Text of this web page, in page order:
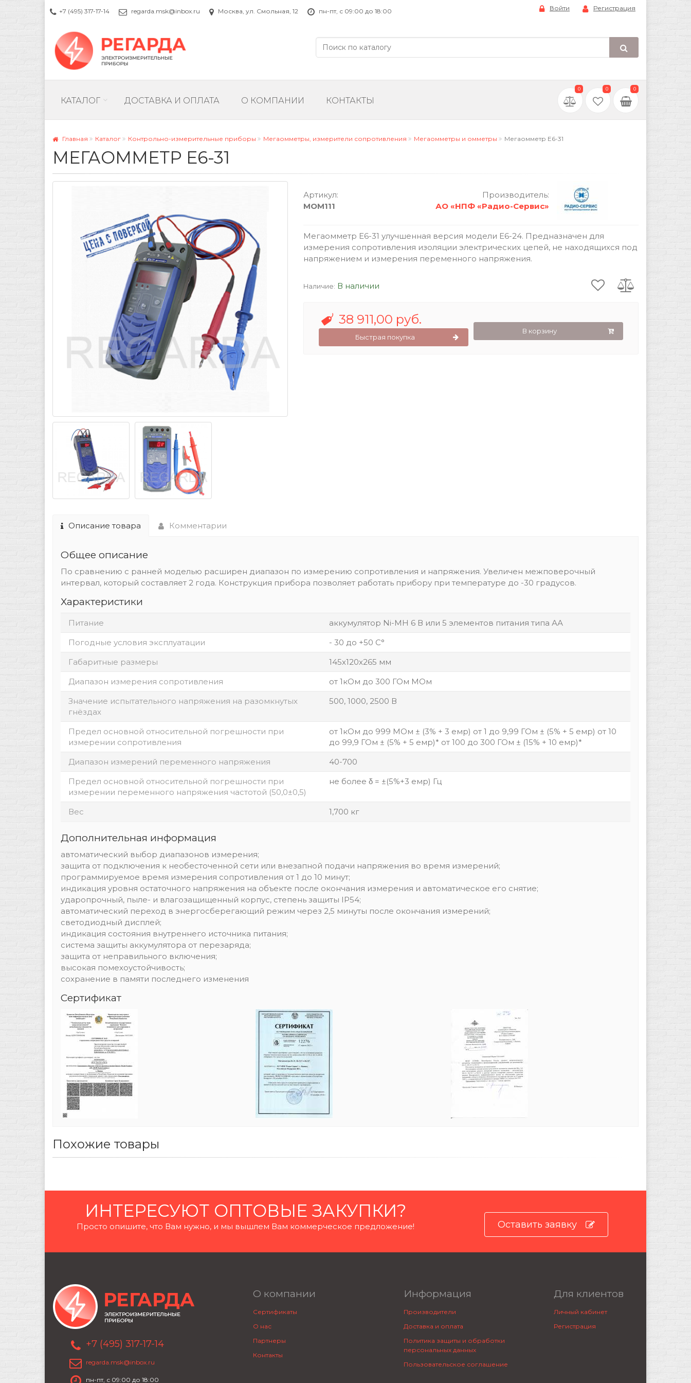
+7 (495) 317-17-14 regarda.msk@inbox.ru Москва, ул. Смольная, 12 пн-пт, с 09:00 до 18:00 Войти Регистрация
КАТАЛОГ ДОСТАВКА И ОПЛАТА О КОМПАНИИ КОНТАКТЫ
0 0 0
Главная Каталог Контрольно-измерительные приборы Мегаомметры, измерители сопротивления Мегаомметры и омметры Мегаомметр Е6-31
МЕГАОММЕТР Е6-31
Артикул:
MOM111
Производитель:
АО «НПФ «Радио-Сервис»
Мегаомметр Е6-31 улучшенная версия модели Е6-24. Предназначен для
измерения сопротивления изоляции электрических цепей, не находящихся под
напряжением и измерения переменного напряжения.
Наличие: В наличии
38 911,00 руб.
Быстрая покупка
В корзину
Описание товара Комментарии
Общее описание
По сравнению с ранней моделью расширен диапазон по измерению сопротивления и напряжения. Увеличен межповерочный
интервал, который составляет 2 года. Конструкция прибора позволяет работать прибору при температуре до -30 градусов.
Характеристики
Питание
аккумулятор Ni-MH 6 В или 5 элементов питания типа АА
Погодные условия эксплуатации
- 30 до +50 С°
Габаритные размеры
145х120х265 мм
Диапазон измерения сопротивления
от 1кОм до 300 ГОм МОм
Значение испытательного напряжения на разомкнутых
гнёздах
500, 1000, 2500 В
Предел основной относительной погрешности при
измерении сопротивления
от 1кОм до 999 МОм ± (3% + 3 емр) от 1 до 9,99 ГОм ± (5% + 5 емр) от 10
до 99,9 ГОм ± (5% + 5 емр)* от 100 до 300 ГОм ± (15% + 10 емр)*
Диапазон измерений переменного напряжения
40-700
Предел основной относительной погрешности при
измерении переменного напряжения частотой (50,0±0,5)
не более δ = ±(5%+3 емр) Гц
Вес 1,700 кг
Дополнительная информация
автоматический выбор диапазонов измерения;
защита от подключения к необесточенной сети или внезапной подачи напряжения во время измерений;
программируемое время измерения сопротивления от 1 до 10 минут;
индикация уровня остаточного напряжения на объекте после окончания измерения и автоматическое его снятие;
ударопрочный, пыле- и влагозащищенный корпус, степень защиты IP54;
автоматический переход в энергосберегающий режим через 2,5 минуты после окончания измерений;
светодиодный дисплей;
индикация состояния внутреннего источника питания;
система защиты аккумулятора от перезаряда;
защита от неправильного включения;
высокая помехоустойчивость;
сохранение в памяти последнего изменения
Сертификат
Похожие товары
ИНТЕРЕСУЮТ ОПТОВЫЕ ЗАКУПКИ?
Просто опишите, что Вам нужно, и мы вышлем Вам коммерческое предложение! Оставить заявку
+7 (495) 317-17-14
regarda.msk@inbox.ru
пн-пт, с 09:00 до 18:00
О компании
Сертификаты
О нас
Партнеры
Контакты
Информация
Производители
Доставка и оплата
Политика защиты и обработки
персональных данных
Пользовательское соглашение
Для клиентов
Личный кабинет
Регистрация